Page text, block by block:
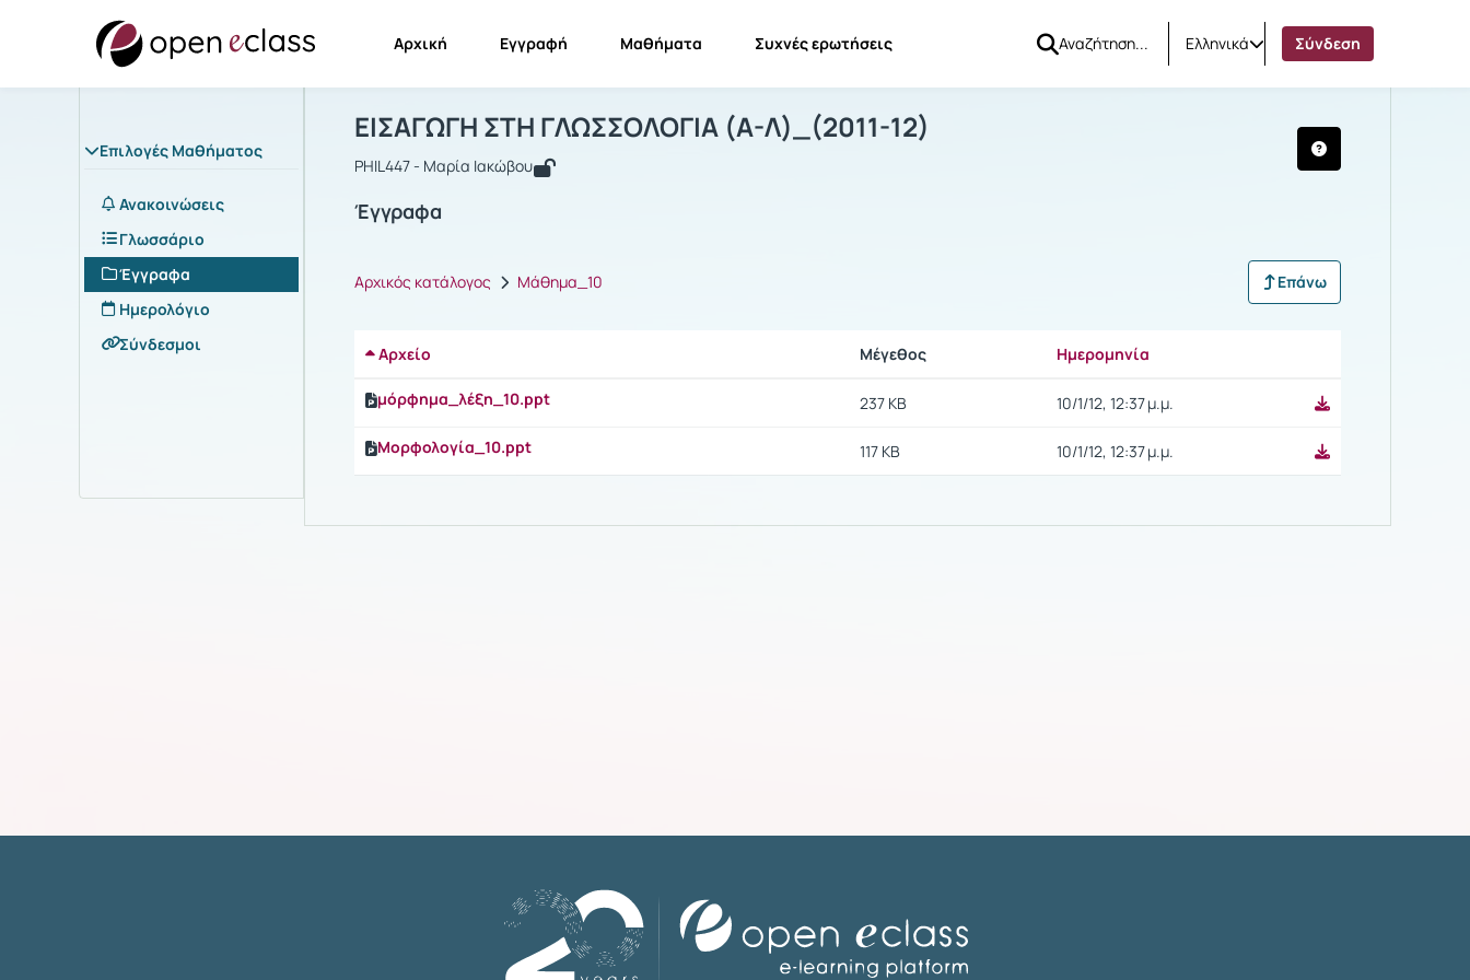
Αρχική Εγγραφή Μαθήματα Συχνές ερωτήσεις Ελληνικά Σύνδεση
Επιλογές Μαθήματος
Ανακοινώσεις
Γλωσσάριο
Έγγραφα
Ημερολόγιο
Σύνδεσμοι
Μάθημα : ΕΙΣΑΓΩΓΗ ΣΤΗ ΓΛΩΣΣΟΛΟΓΙΑ (Α-Λ)_(2011-12)
ΕΙΣΑΓΩΓΗ ΣΤΗ ΓΛΩΣΣΟΛΟΓΙΑ (Α-Λ)_(2011-12)
PHIL447 - Μαρία Ιακώβου
Έγγραφα
Αρχικός κατάλογος Μάθημα_10 Επάνω
Αρχείο Μέγεθος Ημερομηνία
μόρφημα_λέξη_10.ppt
237 KB 10/1/12, 12:37 μ.μ.
Μορφολογία_10.ppt 117 KB 10/1/12, 12:37 μ.μ.